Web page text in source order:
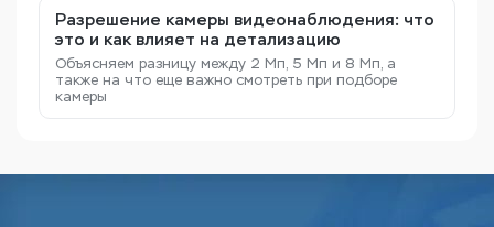
Разрешение камеры видеонаблюдения: что
это и как влияет на детализацию
Объясняем разницу между 2 Мп, 5 Мп и 8 Мп, а
также на что еще важно смотреть при подборе
камеры